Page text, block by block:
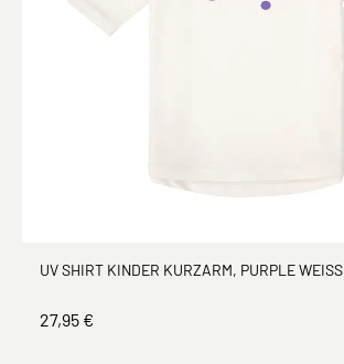
UV SHIRT KINDER KURZARM, PURPLE WEISS
27,95 €